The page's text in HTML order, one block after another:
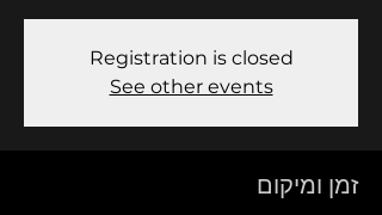
Registration is closed
See other events
זמן ומיקום